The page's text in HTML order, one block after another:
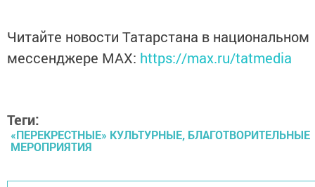
Читайте новости Татарстана в национальном
мессенджере MАХ: https://max.ru/tatmedia
Теги:
«ПЕРЕКРЕСТНЫЕ» КУЛЬТУРНЫЕ, БЛАГОТВОРИТЕЛЬНЫЕ
МЕРОПРИЯТИЯ